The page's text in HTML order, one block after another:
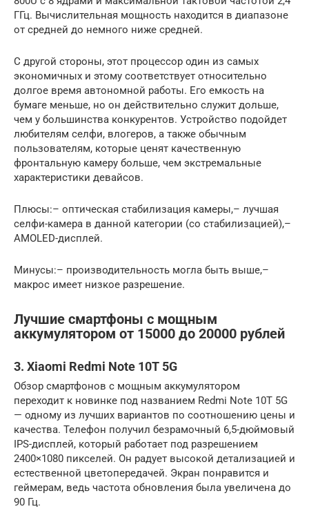
ГГц. Вычислительная мощность находится в диапазоне
от средней до немного ниже средней.
С другой стороны, этот процессор один из самых
экономичных и этому соответствует относительно
долгое время автономной работы. Его емкость на
бумаге меньше, но он действительно служит дольше,
чем у большинства конкурентов. Устройство подойдет
любителям селфи, влогеров, а также обычным
пользователям, которые ценят качественную
фронтальную камеру больше, чем экстремальные
характеристики девайсов.
Плюсы:– оптическая стабилизация камеры,– лучшая
селфи-камера в данной категории (со стабилизацией),–
AMOLED-дисплей.
Минусы:– производительность могла быть выше,–
макрос имеет низкое разрешение.
Лучшие смартфоны с мощным
аккумулятором от 15000 до 20000 рублей
3. Xiaomi Redmi Note 10T 5G
Обзор смартфонов с мощным аккумулятором
переходит к новинке под названием Redmi Note 10T 5G
— одному из лучших вариантов по соотношению цены и
качества. Телефон получил безрамочный 6,5-дюймовый
IPS-дисплей, который работает под разрешением
2400×1080 пикселей. Он радует высокой детализацией и
естественной цветопередачей. Экран понравится и
геймерам, ведь частота обновления была увеличена до
90 Гц.